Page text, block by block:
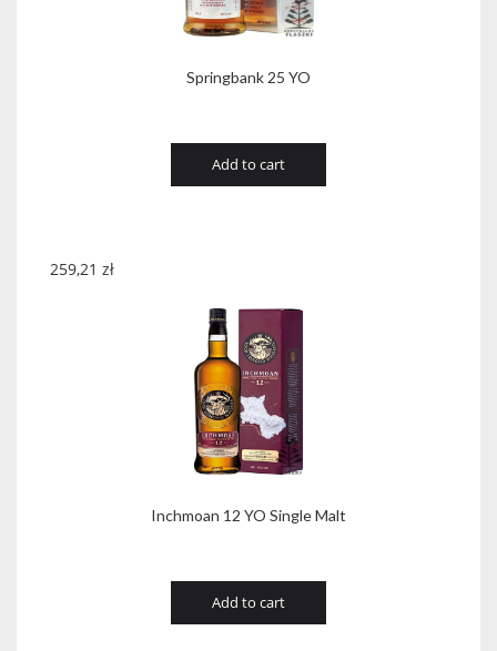
Springbank 25 YO
Add to cart
Inchmoan 12 YO Single Malt
259,21 zł
Add to cart